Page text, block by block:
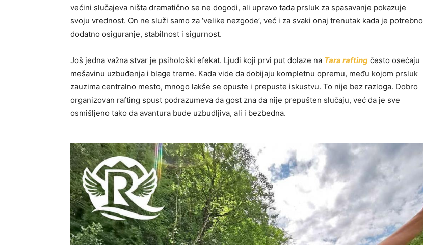
većini slučajeva ništa dramatično se ne dogodi, ali upravo tada prsluk za spasavanje pokazuje
svoju vrednost. On ne služi samo za ‘velike nezgode’, već i za svaki onaj trenutak kada je potrebno
dodatno osiguranje, stabilnost i sigurnost.
Još jedna važna stvar je psihološki efekat. Ljudi koji prvi put dolaze na Tara rafting često osećaju
mešavinu uzbuđenja i blage treme. Kada vide da dobijaju kompletnu opremu, među kojom prsluk
zauzima centralno mesto, mnogo lakše se opuste i prepuste iskustvu. To nije bez razloga. Dobro
organizovan rafting spust podrazumeva da gost zna da nije prepušten slučaju, već da je sve
osmišljeno tako da avantura bude uzbudljiva, ali i bezbedna.